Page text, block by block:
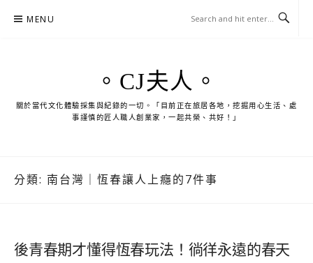
MENU
。CJ夫人。
關於當代文化體驗採集與紀錄的一切。「目前正在旅居各地，挖掘用心生活、處
事謹慎的匠人職人創業家，一起共榮、共好！」
分類: 南台灣｜恆春讓人上癮的7件事
後青春期才懂得恆春玩法！徜徉永遠的春天